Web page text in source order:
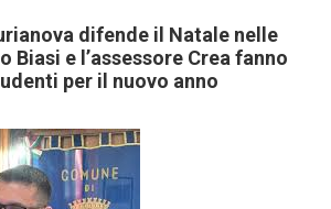
difende il Natale nelle
Biasi e l’assessore Crea fanno
per il nuovo anno